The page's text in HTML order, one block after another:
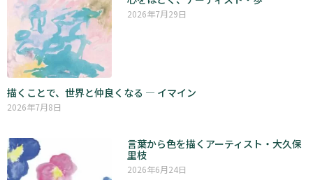
2026年7月29日
描くことで、世界と仲良くなる ― イマイン
2026年7月8日
言葉から色を描くアーティスト・大久保
里枝
2026年6月24日